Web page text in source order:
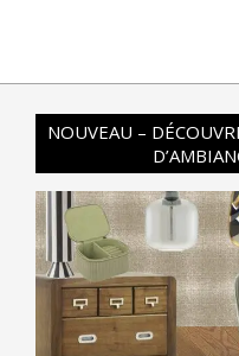
NOUVEAU –